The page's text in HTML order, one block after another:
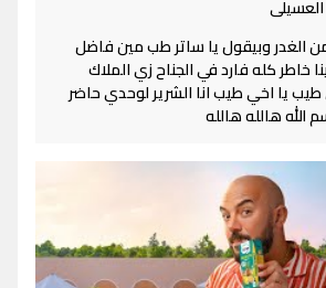
الغدر وبيقول يا ساتر طب مين فاضل
خاطر كله فارد في الجناح زي الملاك
يا اخي طيب انا الشرير لوحدي حاضر
الله هالله هالله